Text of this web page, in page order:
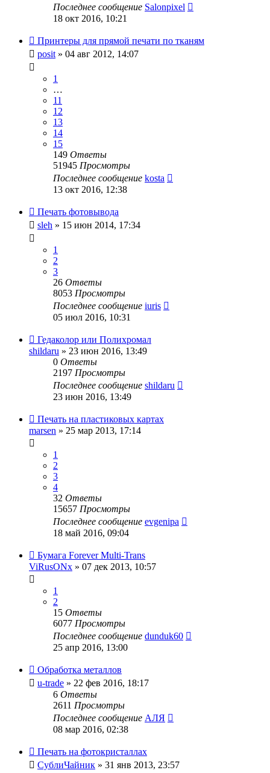
Последнее сообщение Salonpixel
18 окт 2016, 10:21
Принтеры для прямой печати по тканям
posit » 04 авг 2012, 14:07
1
…
11
12
13
14
15
149 Ответы
51945 Просмотры
Последнее сообщение kosta
13 окт 2016, 12:38
Печать фотовывода
sleh » 15 июн 2014, 17:34
1
2
3
26 Ответы
8053 Просмотры
Последнее сообщение iuris
05 июл 2016, 10:31
Гедаколор или Полихромал
shildaru » 23 июн 2016, 13:49
0 Ответы
2197 Просмотры
Последнее сообщение shildaru
23 июн 2016, 13:49
Печать на пластиковых картах
marsen » 25 мар 2013, 17:14
1
2
3
4
32 Ответы
15657 Просмотры
Последнее сообщение evgenipa
18 май 2016, 09:04
Бумага Forever Multi-Trans
ViRusONx » 07 дек 2013, 10:57
1
2
15 Ответы
6077 Просмотры
Последнее сообщение dunduk60
25 апр 2016, 13:00
Обработка металлов
u-trade » 22 фев 2016, 18:17
6 Ответы
2611 Просмотры
Последнее сообщение АЛЯ
08 мар 2016, 02:38
Печать на фотокристаллах
СублиЧайник » 31 янв 2013, 23:57